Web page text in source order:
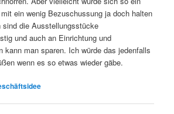
ein wenig Bezuschussung ja doch halten
die Ausstellungsstücke
und auch an Einrichtung und
kann man sparen. Ich würde das jedenfalls
wenn es so etwas wieder gäbe.